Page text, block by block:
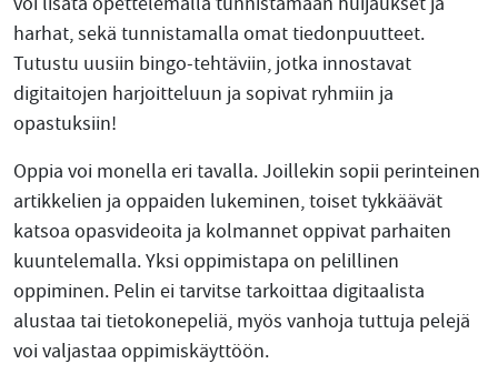
harhat, sekä tunnistamalla omat tiedonpuutteet.
Tutustu uusiin bingo-tehtäviin, jotka innostavat
digitaitojen harjoitteluun ja sopivat ryhmiin ja
opastuksiin!
Oppia voi monella eri tavalla. Joillekin sopii perinteinen
artikkelien ja oppaiden lukeminen, toiset tykkäävät
katsoa opasvideoita ja kolmannet oppivat parhaiten
kuuntelemalla. Yksi oppimistapa on pelillinen
oppiminen. Pelin ei tarvitse tarkoittaa digitaalista
alustaa tai tietokonepeliä, myös vanhoja tuttuja pelejä
voi valjastaa oppimiskäyttöön.